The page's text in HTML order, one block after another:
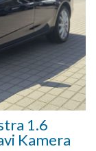
1.6
Kamera